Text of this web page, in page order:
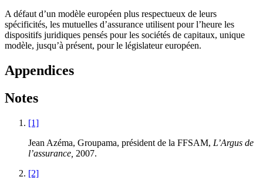
A défaut d’un modèle européen plus respectueux de leurs
spécificités, les mutuelles d’assurance utilisent pour l’heure les
dispositifs juridiques pensés pour les sociétés de capitaux, unique
modèle, jusqu’à présent, pour le législateur européen.
Appendices
Notes
[1]
Jean Azéma, Groupama, président de la FFSAM, L’Argus de
l’assurance, 2007.
[2]